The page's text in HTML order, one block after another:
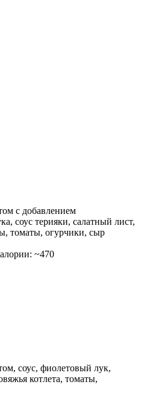
с добавлением
соус терияки, салатный лист,
томаты, огурчики, сыр
~470
соус, фиолетовый лук,
котлета, томаты,